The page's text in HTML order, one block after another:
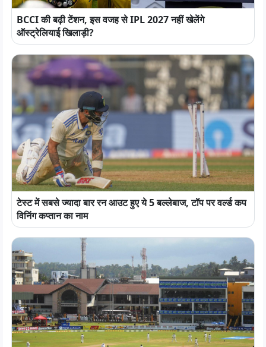
BCCI की बढ़ी टेंशन, इस वजह से IPL 2027 नहीं खेलेंगे
ऑस्ट्रेलियाई खिलाड़ी?
टेस्ट में सबसे ज्यादा बार रन आउट हुए ये 5 बल्लेबाज, टॉप पर वर्ल्ड कप
विनिंग कप्तान का नाम